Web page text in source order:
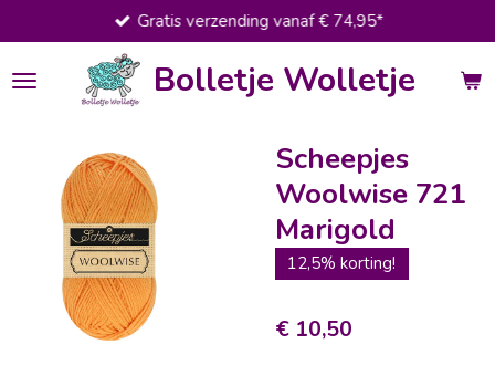
direct
naar
de
Bolletje Wolletje
Gratis verzending vanaf € 74,95*
Scheepjes
Woolwise 721
Marigold
12,5% korting!
€ 10,50